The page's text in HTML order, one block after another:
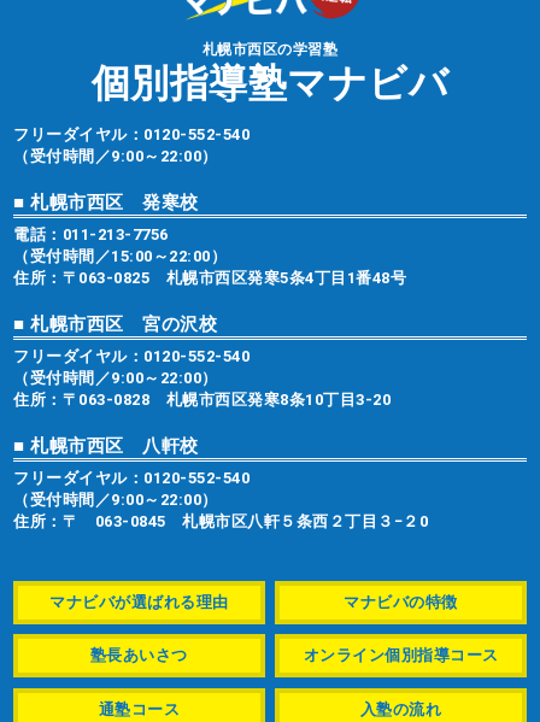
札幌市西区の学習塾
個別指導塾マナビバ
フリーダイヤル： 0120-552-540
（受付時間／9:00～22:00）
■ 札幌市西区 発寒校
電話： 011-213-7756
（受付時間／15:00～22:00）
住所：〒063-0825 札幌市西区発寒5条4丁目1番48号
■ 札幌市西区 宮の沢校
フリーダイヤル： 0120-552-540
（受付時間／9:00～22:00）
住所：〒063-0828 札幌市西区発寒8条10丁目3-20
■ 札幌市西区 八軒校
フリーダイヤル： 0120-552-540
（受付時間／9:00～22:00）
住所：〒 063-0845 札幌市区八軒５条西２丁目３−２0
マナビバが選ばれる理由 マナビバの特徴
塾長あいさつ オンライン個別指導コース
通塾コース 入塾の流れ